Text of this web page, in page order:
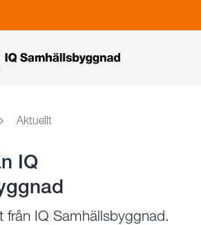
Aktuellt
IQ
från IQ Samhällsbyggnad.